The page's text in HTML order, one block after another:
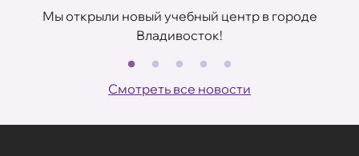
Мы открыли новый учебный центр в городе
Владивосток!
Смотреть все новости